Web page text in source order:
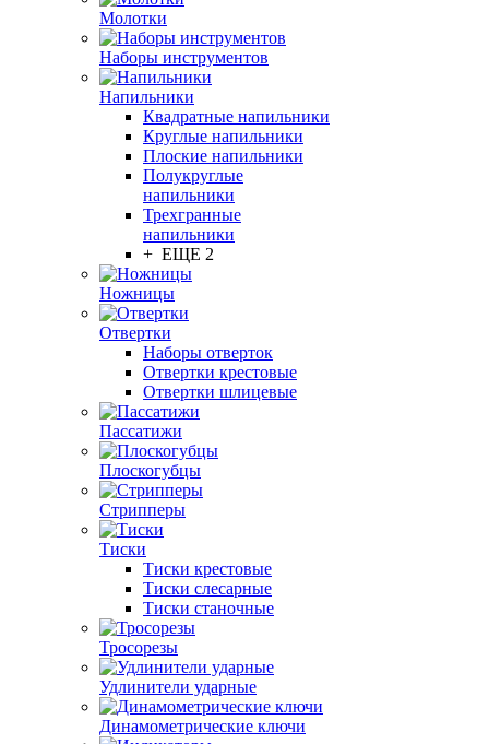
Молотки
Наборы инструментов
Напильники
Квадратные напильники
Круглые напильники
Плоские напильники
Полукруглые
напильники
Трехгранные
напильники
+ ЕЩЕ 2
Ножницы
Отвертки
Наборы отверток
Отвертки крестовые
Отвертки шлицевые
Пассатижи
Плоскогубцы
Стрипперы
Тиски
Тиски крестовые
Тиски слесарные
Тиски станочные
Тросорезы
Удлинители ударные
Динамометрические ключи